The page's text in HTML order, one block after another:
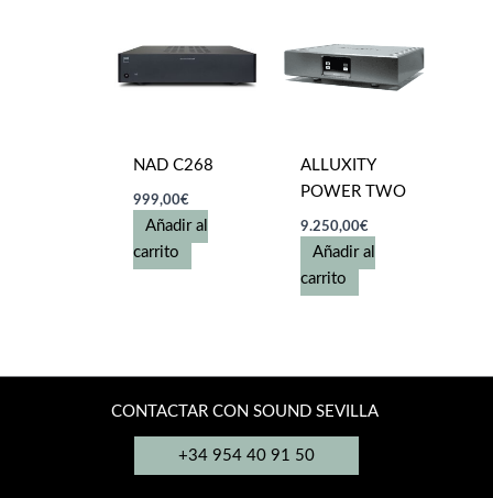
NAD C268
999,00€
Añadir al
carrito
ALLUXITY
POWER TWO
9.250,00€
Añadir al
carrito
CONTACTAR CON SOUND SEVILLA
+34 954 40 91 50